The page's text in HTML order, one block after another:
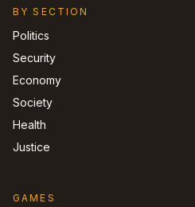
BY SECTION
Politics
Security
Economy
Society
Health
Justice
GAMES